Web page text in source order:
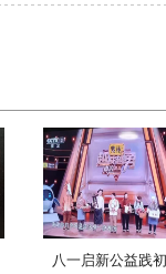
八一启新公益践